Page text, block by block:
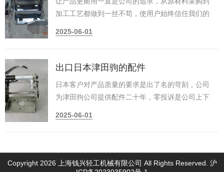
加工工艺都做到一丝不苟，使用户始终信任我们的
2025-06-01
出口日本津田驹的配件
日本客户对产品质量的要求是出了名的苛刻，公司
为津田驹公司提供配件二十年，零投诉是公司上下
2025-06-01
Copyright 2026 上海钱兴轻工机械有限公司 All Rights Reserved. 沪